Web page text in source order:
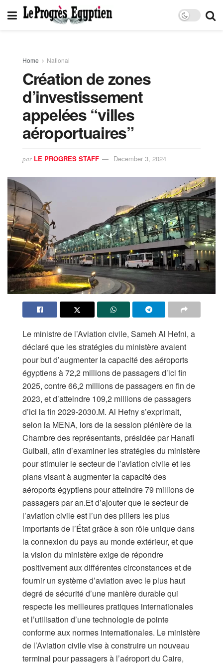
Home National
Création de zones
d’investissement
appelées “villes
aéroportuaires”
par LE PROGRES STAFF December 3, 2024
Le ministre de l’Aviation civile, Sameh Al Hefni, a
déclaré que les stratégies du ministère avaient
pour but d’augmenter la capacité des aéroports
égyptiens à 72,2 millions de passagers d’ici fin
2025, contre 66,2 millions de passagers en fin de
2023, et d’atteindre 109,2 millions de passagers
d’ici la fin 2029-2030.M. Al Hefny s’exprimait,
selon la MENA, lors de la session plénière de la
Chambre des représentants, présidée par Hanafi
Guibali, afin d’examiner les stratégies du ministère
pour stimuler le secteur de l’aviation civile et les
plans visant à augmenter la capacité des
aéroports égyptiens pour atteindre 79 millions de
passagers par an.Et d’ajouter que le secteur de
l’aviation civile est l’un des piliers les plus
importants de l’État grâce à son rôle unique dans
la connexion du pays au monde extérieur, et que
la vision du ministère exige de répondre
positivement aux différentes circonstances et de
fournir un système d’aviation avec le plus haut
degré de sécurité d’une manière durable qui
respecte les meilleures pratiques internationales
et l’utilisation d’une technologie de pointe
conforme aux normes internationales. Le ministère
de l’Aviation civile vise à construire un nouveau
terminal pour passagers à l’aéroport du Caire,